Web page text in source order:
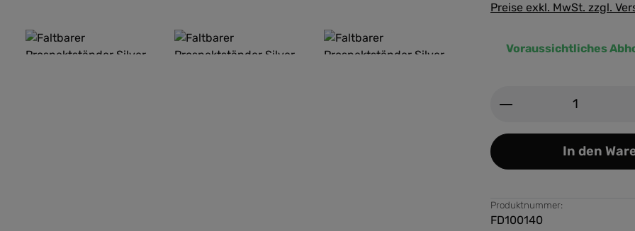
Produkt Anzahl:
In den
Voraussichtliches
Preise exkl. MwSt. zzgl.
Produktnummer:
FD100140